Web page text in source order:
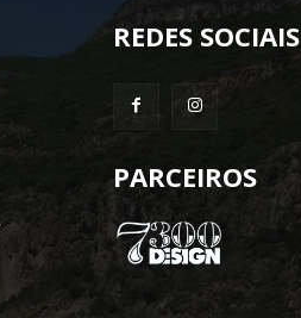
REDES SOCIAIS
PARCEIROS